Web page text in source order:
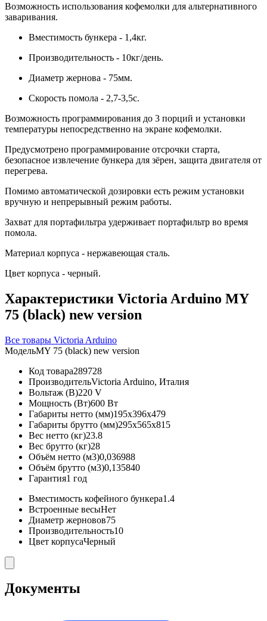
Возможность использования кофемолки для альтернативного
заваривания.
Вместимость бункера - 1,4кг.
Производительность - 10кг/день.
Диаметр жернова - 75мм.
Скорость помола - 2,7-3,5с.
Возможность программирования до 3 порций и установки
температуры непосредственно на экране кофемолки.
Предусмотрено программирование отсрочки старта,
безопасное извлечение бункера для зёрен, защита двигателя от
перегрева.
Помимо автоматической дозировки есть режим установки
вручную и непрерывный режим работы.
Захват для портафильтра удерживает портафильтр во время
помола.
Материал корпуса - нержавеющая сталь.
Цвет корпуса - черный.
Характеристики Victoria Arduino MY
75 (black) new version
Все товары Victoria Arduino
МодельMY 75 (black) new version
Код товара289728
ПроизводительVictoria Arduino, Италия
Вольтаж (В)220 V
Мощность (Вт)600 Вт
Габариты нетто (мм)195x396x479
Габариты брутто (мм)295x565x815
Вес нетто (кг)23.8
Вес брутто (кг)28
Объём нетто (м3)0,036988
Объём брутто (м3)0,135840
Гарантия1 год
Вместимость кофейного бункера1.4
Встроенные весыНет
Диаметр жерновов75
Производительность10
Цвет корпусаЧерный
Документы